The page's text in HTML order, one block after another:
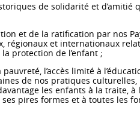
de solidarité et d’amitié
et de la ratification par nos
régionaux et internationaux
protection de l’enfant ;
l’accès limité à
de nos pratiques
les enfants à la traite, à
pires formes et à toutes les